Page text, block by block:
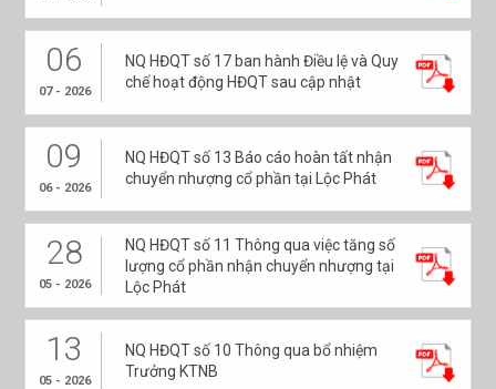
06
07 - 2026
NQ HĐQT số 17 ban hành Điều lệ và Quy
chế hoạt động HĐQT sau cập nhật
09
06 - 2026
NQ HĐQT số 13 Báo cáo hoàn tất nhận
chuyển nhượng cổ phần tại Lộc Phát
28
05 - 2026
NQ HĐQT số 11 Thông qua việc tăng số
lượng cổ phần nhận chuyển nhượng tại
Lộc Phát
13
05 - 2026
NQ HĐQT số 10 Thông qua bổ nhiệm
Trưởng KTNB